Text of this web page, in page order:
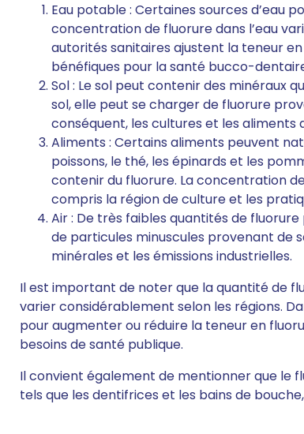
Eau potable : Certaines sources d’eau
concentration de fluorure dans l’eau
autorités sanitaires ajustent la teneur
bénéfiques pour la santé bucco-
Sol : Le sol peut contenir des minéraux
sol, elle peut se charger de fluorure
conséquent, les cultures et les aliments
Aliments : Certains aliments peuvent
poissons, le thé, les épinards et les
contenir du fluorure. La concentration
compris la région de culture et les
Air : De très faibles quantités de
de particules minuscules provenant de
minérales et les émissions industrielles.
Il est important de noter que la quantité de
varier considérablement selon les régions.
pour augmenter ou réduire la teneur en
besoins de santé publique.
Il convient également de mentionner que le
tels que les dentifrices et les bains de